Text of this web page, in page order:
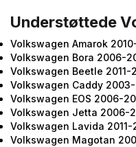
Understøttede
Volkswagen Amarok
Volkswagen Bora 2006-
Volkswagen Beetle 2011-
Volkswagen Caddy 2003-
Volkswagen EOS 2006-
Volkswagen Jetta 2006-
Volkswagen Lavida 2011-
Volkswagen Magotan